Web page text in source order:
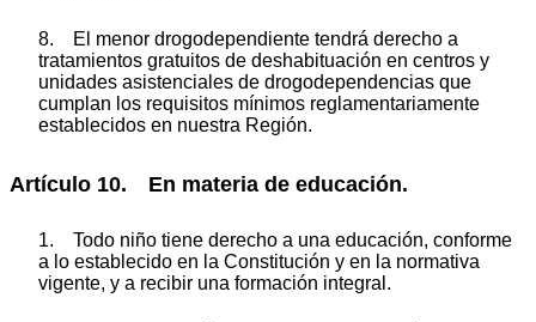
8. El menor drogodependiente tendrá derecho a
tratamientos gratuitos de deshabituación en centros y
unidades asistenciales de drogodependencias que
cumplan los requisitos mínimos reglamentariamente
establecidos en nuestra Región.
Artículo 10. En materia de educación.
1. Todo niño tiene derecho a una educación, conforme
a lo establecido en la Constitución y en la normativa
vigente, y a recibir una formación integral.